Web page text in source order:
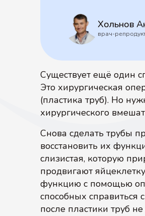
Хольнов
врач-
Существует ещё один
Это хирургическая
(пластика труб). Но
хирургического
Снова сделать трубы
восстановить их
слизистая, которую
продвигают
функцию с помощью
способных справиться
после пластики труб